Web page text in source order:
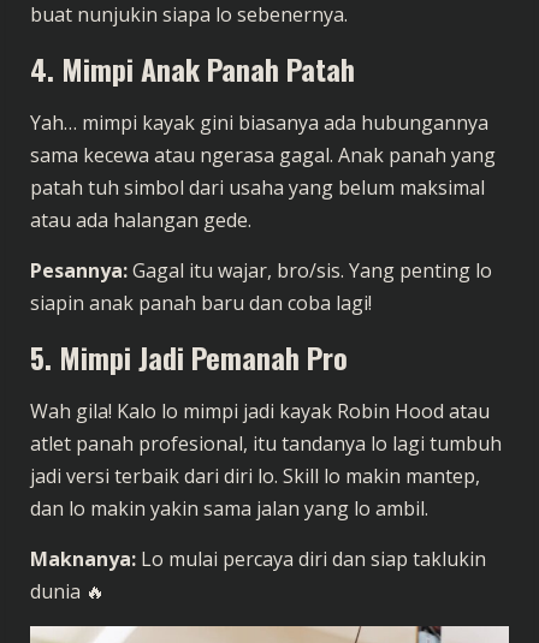
buat nunjukin siapa lo sebenernya.
4. Mimpi Anak Panah Patah
Yah… mimpi kayak gini biasanya ada hubungannya
sama kecewa atau ngerasa gagal. Anak panah yang
patah tuh simbol dari usaha yang belum maksimal
atau ada halangan gede.
Pesannya:Gagal itu wajar, bro/sis. Yang penting lo
siapin anak panah baru dan coba lagi!
5. Mimpi Jadi Pemanah Pro
Wah gila! Kalo lo mimpi jadi kayak Robin Hood atau
atlet panah profesional, itu tandanya lo lagi tumbuh
jadi versi terbaik dari diri lo. Skill lo makin mantep,
dan lo makin yakin sama jalan yang lo ambil.
Maknanya: Lo mulai percaya diri dan siap taklukin
dunia 🔥